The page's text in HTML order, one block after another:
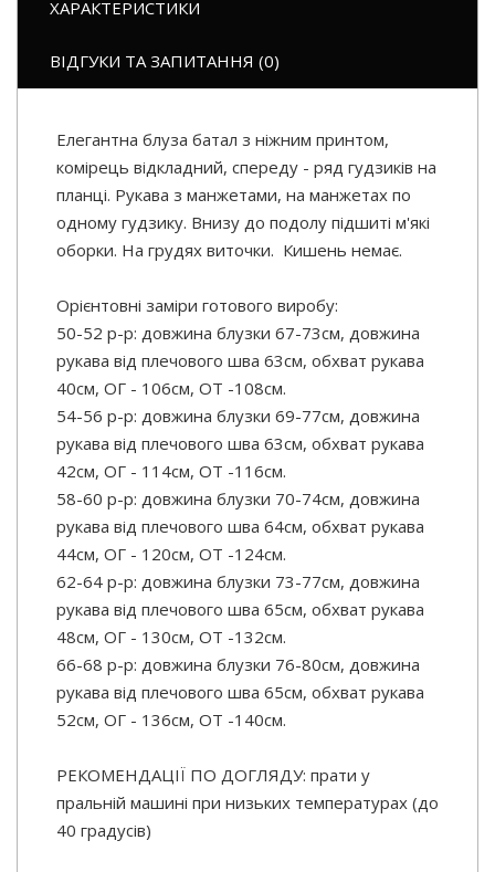
ХАРАКТЕРИСТИКИ
ВІДГУКИ ТА ЗАПИТАННЯ (0)
Елегантна блуза батал з ніжним принтом,
комірець відкладний, спереду - ряд гудзиків на
планці. Рукава з манжетами, на манжетах по
одному гудзику. Внизу до подолу підшиті м'які
оборки. На грудях виточки. Кишень немає.
Орієнтовні заміри готового виробу:
50-52 р-р: довжина блузки 67-73см, довжина
рукава від плечового шва 63см, обхват рукава
40см, ОГ - 106см, ОТ -108см.
54-56 р-р: довжина блузки 69-77см, довжина
рукава від плечового шва 63см, обхват рукава
42см, ОГ - 114см, ОТ -116см.
58-60 р-р: довжина блузки 70-74см, довжина
рукава від плечового шва 64см, обхват рукава
44см, ОГ - 120см, ОТ -124см.
62-64 р-р: довжина блузки 73-77см, довжина
рукава від плечового шва 65см, обхват рукава
48см, ОГ - 130см, ОТ -132см.
66-68 р-р: довжина блузки 76-80см, довжина
рукава від плечового шва 65см, обхват рукава
52см, ОГ - 136см, ОТ -140см.
РЕКОМЕНДАЦІЇ ПО ДОГЛЯДУ: прати у
пральній машині при низьких температурах (до
40 градусів)